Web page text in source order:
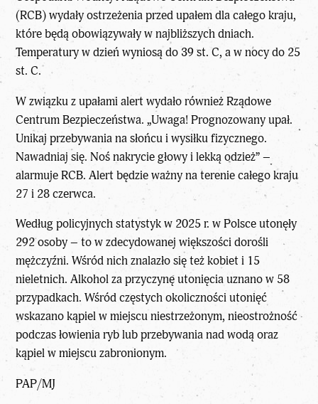
(RCB) wydały ostrzeżenia przed upałem dla całego kraju,
które będą obowiązywały w najbliższych dniach.
Temperatury w dzień wyniosą do 39 st. C, a w nocy do 25
st. C.
W związku z upałami alert wydało również Rządowe
Centrum Bezpieczeństwa. „Uwaga! Prognozowany upał.
Unikaj przebywania na słońcu i wysiłku fizycznego.
Nawadniaj się. Noś nakrycie głowy i lekką odzież” –
alarmuje RCB. Alert będzie ważny na terenie całego kraju
27 i 28 czerwca.
Według policyjnych statystyk w 2025 r. w Polsce utonęły
292 osoby – to w zdecydowanej większości dorośli
mężczyźni. Wśród nich znalazło się też kobiet i 15
nieletnich. Alkohol za przyczynę utonięcia uznano w 58
przypadkach. Wśród częstych okoliczności utonięć
wskazano kąpiel w miejscu niestrzeżonym, nieostrożność
podczas łowienia ryb lub przebywania nad wodą oraz
kąpiel w miejscu zabronionym.
PAP/MJ